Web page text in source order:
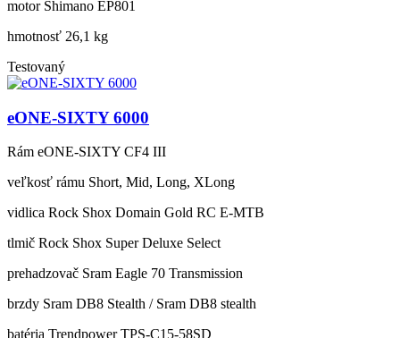
motor Shimano EP801
hmotnosť 26,1 kg
Testovaný
eONE-SIXTY 6000
Rám eONE-SIXTY CF4 III
veľkosť rámu Short, Mid, Long, XLong
vidlica Rock Shox Domain Gold RC E-MTB
tlmič Rock Shox Super Deluxe Select
prehadzovač Sram Eagle 70 Transmission
brzdy Sram DB8 Stealth / Sram DB8 stealth
batéria Trendpower TPS-C15-58SD